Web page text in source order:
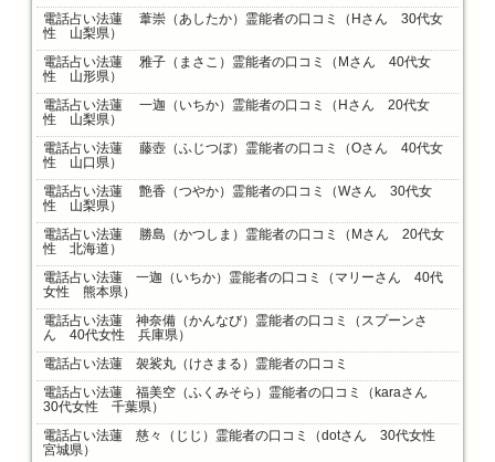
電話占い法蓮 葦崇（あしたか）霊能者の口コミ（Hさん 30代女
性 山梨県）
電話占い法蓮 雅子（まさこ）霊能者の口コミ（Mさん 40代女
性 山形県）
電話占い法蓮 一迦（いちか）霊能者の口コミ（Hさん 20代女
性 山梨県）
電話占い法蓮 藤壺（ふじつぼ）霊能者の口コミ（Oさん 40代女
性 山口県）
電話占い法蓮 艶香（つやか）霊能者の口コミ（Wさん 30代女
性 山梨県）
電話占い法蓮 勝島（かつしま）霊能者の口コミ（Mさん 20代女
性 北海道）
電話占い法蓮 一迦（いちか）霊能者の口コミ（マリーさん 40代
女性 熊本県）
電話占い法蓮 神奈備（かんなび）霊能者の口コミ（スプーンさ
ん 40代女性 兵庫県）
電話占い法蓮 袈裟丸（けさまる）霊能者の口コミ
電話占い法蓮 福美空（ふくみそら）霊能者の口コミ（karaさん
30代女性 千葉県）
電話占い法蓮 慈々（じじ）霊能者の口コミ（dotさん 30代女性
宮城県）